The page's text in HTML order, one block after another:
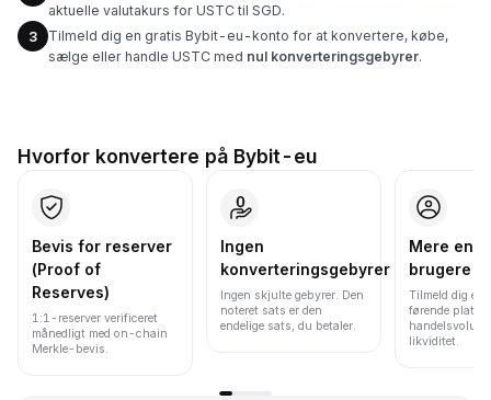
aktuelle valutakurs for USTC til SGD.
3
Tilmeld dig en gratis Bybit-eu-konto for at konvertere, købe,
sælge eller handle USTC med nul konverteringsgebyrer.
Hvorfor konvertere på Bybit-eu
Bevis for reserver
(Proof of
Reserves)
1:1-reserver verificeret
månedligt med on-chain
Merkle-bevis.
Ingen
konverteringsgebyrer
Ingen skjulte gebyrer. Den
noteret sats er den
endelige sats, du betaler.
Mere end
brugere
Tilmeld dig en
førende
likviditet.